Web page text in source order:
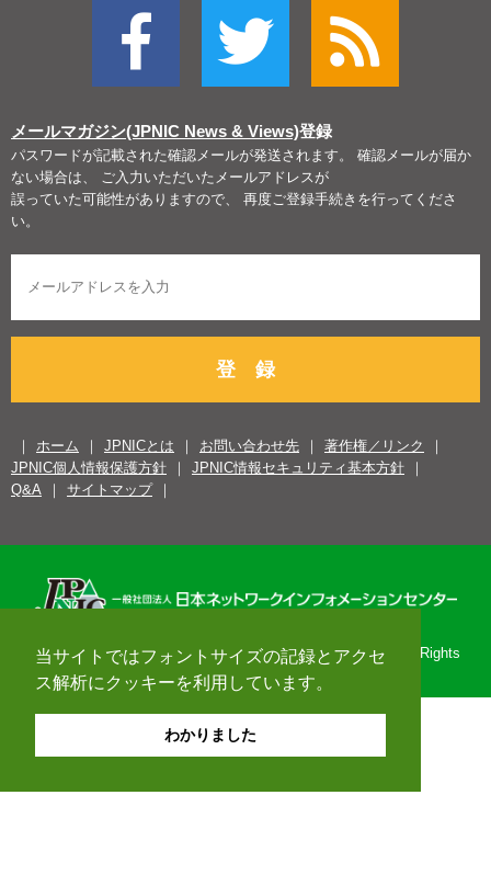
当サイトではフォントサイズの記録とアクセ
ス解析にクッキーを利用しています。
わかりました
メールマガジン(JPNIC News & Views)登録
パスワードが記載された確認メールが発送されます。 確認メールが届か
ない場合は、 ご入力いただいたメールアドレスが
誤っていた可能性がありますので、 再度ご登録手続きを行ってくださ
い。
登 録
ホーム JPNICとは お問い合わせ先
著作権／リンク
JPNIC個人情報保護方針
JPNIC情報セキュリティ基本方針
Q&A
サイトマップ
Copyright© 1996-2026 Japan Network Information Center. All Rights
Reserved.